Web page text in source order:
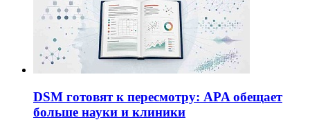
DSM готовят к пересмотру: APA обещает
больше науки и клиники